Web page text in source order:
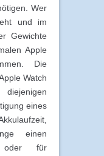
Wer
und im
Gewichte
Apple
Die
Watch
eines
einen
oder für